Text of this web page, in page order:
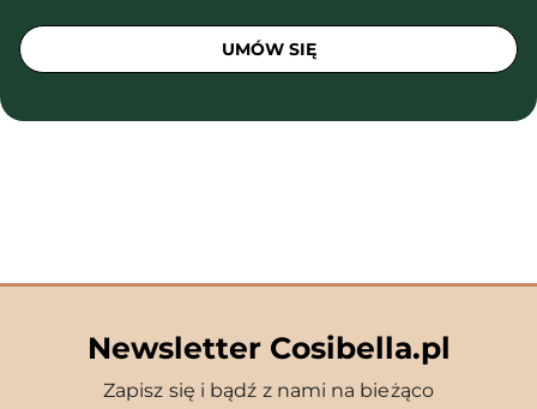
UMÓW SIĘ
Newsletter Cosibella.pl
Zapisz się i bądź z nami na bieżąco